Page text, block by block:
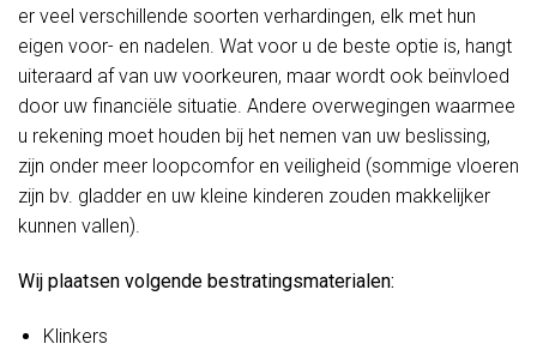
er veel verschillende soorten verhardingen, elk met hun
eigen voor- en nadelen. Wat voor u de beste optie is, hangt
uiteraard af van uw voorkeuren, maar wordt ook beïnvloed
door uw financiële situatie. Andere overwegingen waarmee
u rekening moet houden bij het nemen van uw beslissing,
zijn onder meer loopcomfor en veiligheid (sommige vloeren
zijn bv. gladder en uw kleine kinderen zouden makkelijker
kunnen vallen).
Wij plaatsen volgende bestratingsmaterialen:
Klinkers